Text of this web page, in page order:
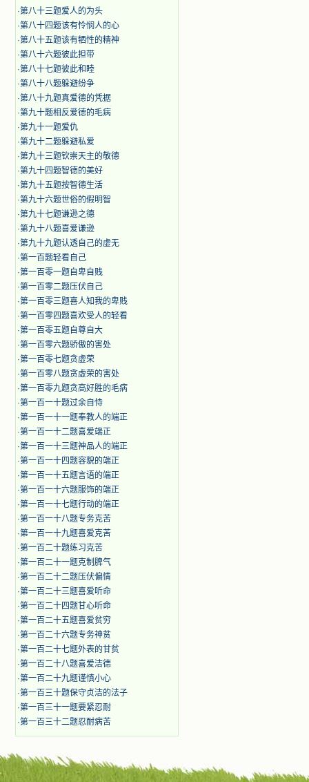
·第八十三题爱人的为头
·第八十四题该有怜悯人的心
·第八十五题该有牺性的精神
·第八十六题彼此担带
·第八十七题彼此和睦
·第八十八题躲避纷争
·第八十九题真爱德的凭据
·第九十题相反爱德的毛病
·第九十一题爱仇
·第九十二题躲避私爱
·第九十三题钦崇天主的敬德
·第九十四题智德的美好
·第九十五题按智德生活
·第九十六题世俗的假明智
·第九十七题谦逊之德
·第九十八题喜爱谦逊
·第九十九题认透自己的虚无
·第一百题轻看自己
·第一百零一题自卑自贱
·第一百零二题压伏自己
·第一百零三题喜人知我的卑贱
·第一百零四题喜欢受人的轻看
·第一百零五题自尊自大
·第一百零六题骄傲的害处
·第一百零七题贪虚荣
·第一百零八题贪虚荣的害处
·第一百零九题贪高好胜的毛病
·第一百一十题过余自恃
·第一百一十一题奉教人的端正
·第一百一十二题喜爱端正
·第一百一十三题神品人的端正
·第一百一十四题容貌的端正
·第一百一十五题言语的端正
·第一百一十六题服饰的端正
·第一百一十七题行动的端正
·第一百一十八题专务克苦
·第一百一十九题喜爱克苦
·第一百二十题练习克苦
·第一百二十一题克制脾气
·第一百二十二题压伏偏情
·第一百二十三题喜爱听命
·第一百二十四题甘心听命
·第一百二十五题喜爱贫穷
·第一百二十六题专务神贫
·第一百二十七题外表的甘贫
·第一百二十八题喜爱洁德
·第一百二十九题谨慎小心
·第一百三十题保守贞洁的法子
·第一百三十一题要紧忍耐
·第一百三十二题忍耐病苦